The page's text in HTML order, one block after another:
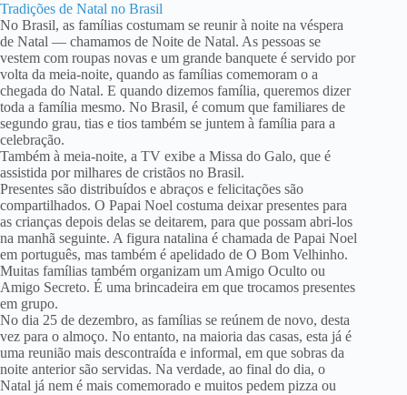
Tradições de Natal no Brasil
No Brasil, as famílias costumam se reunir à noite na véspera
de Natal — chamamos de Noite de Natal. As pessoas se
vestem com roupas novas e um grande banquete é servido por
volta da meia-noite, quando as famílias comemoram o a
chegada do Natal. E quando dizemos família, queremos dizer
toda a família mesmo. No Brasil, é comum que familiares de
segundo grau, tias e tios também se juntem à família para a
celebração.
Também à meia-noite, a TV exibe a Missa do Galo, que é
assistida por milhares de cristãos no Brasil.
Presentes são distribuídos e abraços e felicitações são
compartilhados. O Papai Noel costuma deixar presentes para
as crianças depois delas se deitarem, para que possam abri-los
na manhã seguinte. A figura natalina é chamada de Papai Noel
em português, mas também é apelidado de O Bom Velhinho.
Muitas famílias também organizam um Amigo Oculto ou
Amigo Secreto. É uma brincadeira em que trocamos presentes
em grupo.
No dia 25 de dezembro, as famílias se reúnem de novo, desta
vez para o almoço. No entanto, na maioria das casas, esta já é
uma reunião mais descontraída e informal, em que sobras da
noite anterior são servidas. Na verdade, ao final do dia, o
Natal já nem é mais comemorado e muitos pedem pizza ou